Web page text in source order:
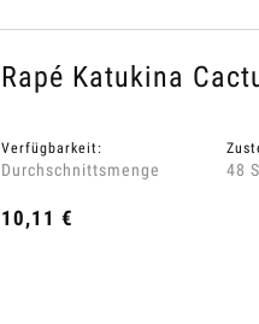
Rapé Katukina
Verfügbarkeit:
Durchschnittsmenge 48
10,11 €